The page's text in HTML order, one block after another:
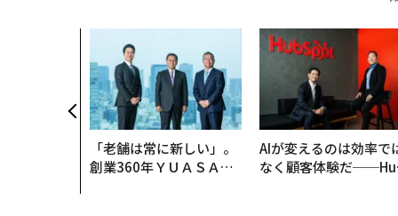
「老舗は常に新しい」。
創業360年ＹＵＡＳＡと
AIが変えるのは効率で
なく顧客体験だ